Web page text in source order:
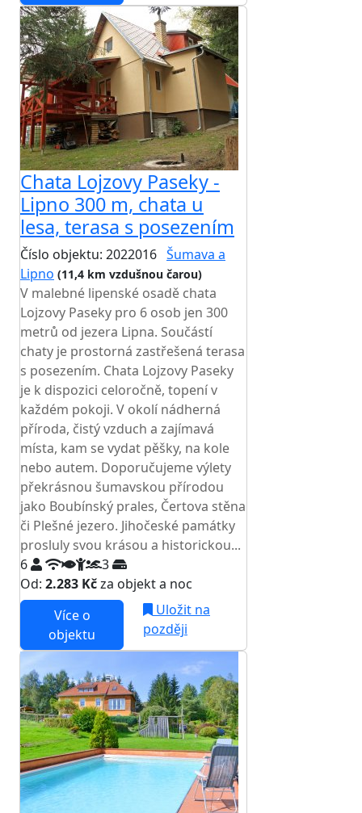
Chata Lojzovy Paseky -
Lipno 300 m, chata u
lesa, terasa s posezením
Číslo objektu: 2022016 Šumava a
Lipno (11,4 km vzdušnou čarou)
V malebné lipenské osadě chata
Lojzovy Paseky pro 6 osob jen 300
metrů od jezera Lipna. Součástí
chaty je prostorná zastřešená terasa
s posezením. Chata Lojzovy Paseky
je k dispozici celoročně, topení v
každém pokoji. V okolí nádherná
příroda, čistý vzduch a zajímavá
místa, kam se vydat pěšky, na kole
nebo autem. Doporučujeme výlety
překrásnou šumavskou přírodou
jako Boubínský prales, Čertova stěna
či Plešné jezero. Jihočeské památky
prosluly svou krásou a historickou...
6
3
Od: 2.283 Kčza objekt a noc
Více o
objektu
Uložit na
později